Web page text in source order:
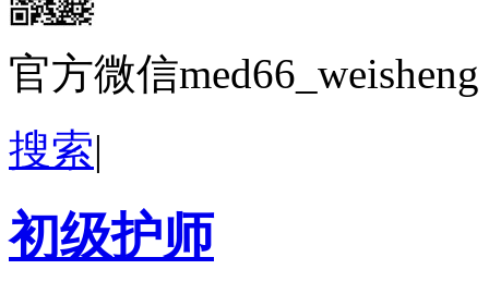
官方微信med66_weisheng
搜索|
初级护师